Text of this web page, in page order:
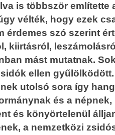
is többször említette
vélték, hogy ezek
érdemes szó szerint
kiirtásról,
mást mutatnak.
ellen
utolsó sora így
és a népnek,
és könyörtelenül
a nemzetközi